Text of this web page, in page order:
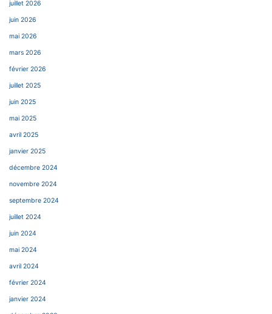
juillet 2026
juin 2026
mai 2026
mars 2026
février 2026
juillet 2025
juin 2025
mai 2025
avril 2025
janvier 2025
décembre 2024
novembre 2024
septembre 2024
juillet 2024
juin 2024
mai 2024
avril 2024
février 2024
janvier 2024